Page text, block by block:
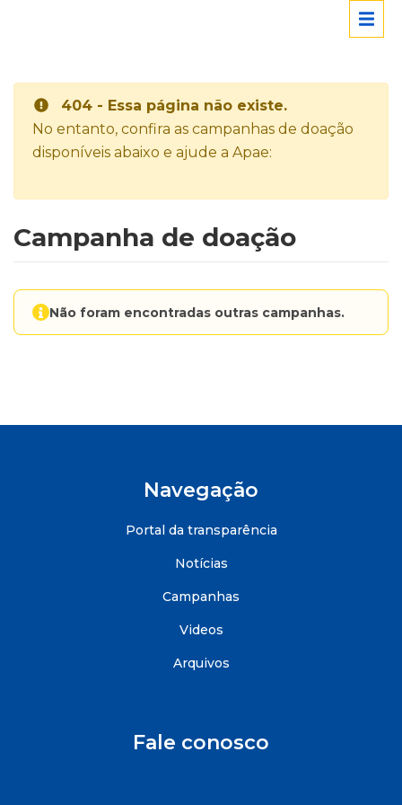
404 - Essa página não existe.
No entanto, confira as campanhas de doação
disponíveis abaixo e ajude a Apae:
Campanha de doação
Não foram encontradas outras campanhas.
Navegação
Portal da transparência
Notícias
Campanhas
Videos
Arquivos
Fale conosco